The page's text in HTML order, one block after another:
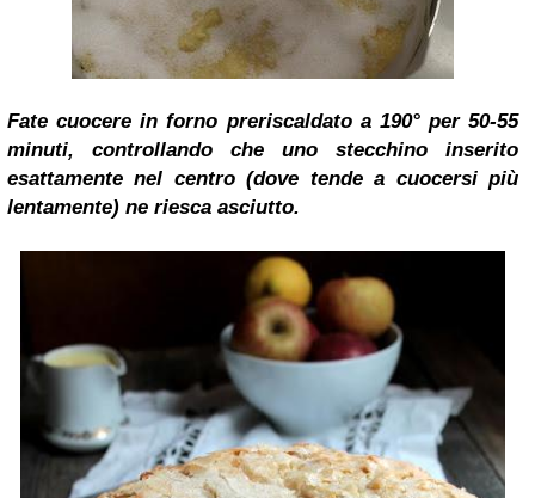
Fate cuocere in forno preriscaldato a 190° per 50-55
minuti, controllando che uno stecchino inserito
esattamente nel centro (dove tende a cuocersi più
lentamente) ne riesca asciutto.